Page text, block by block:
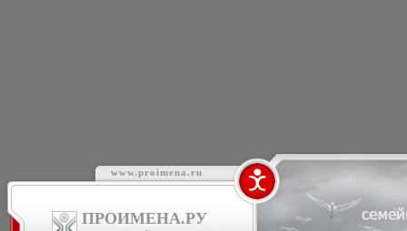
www.proimena.ru
ПРОИМЕНА.РУ